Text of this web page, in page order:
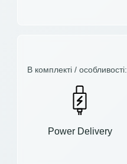
В комплекті / особливості:
Power Delivery